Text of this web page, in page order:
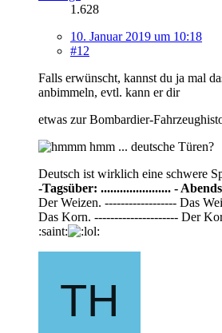
1.628
10. Januar 2019 um 10:18
#12
Falls erwünscht, kannst du ja mal
anbimmeln, evtl. kann er dir
etwas zur Bombardier-
hmm ... deutsche Türen?
Deutsch ist wirklich eine schwere
-Tagsüber: ...................... -
Der Weizen. ------------------ Das
Das Korn. --------------------- Der
:saint: